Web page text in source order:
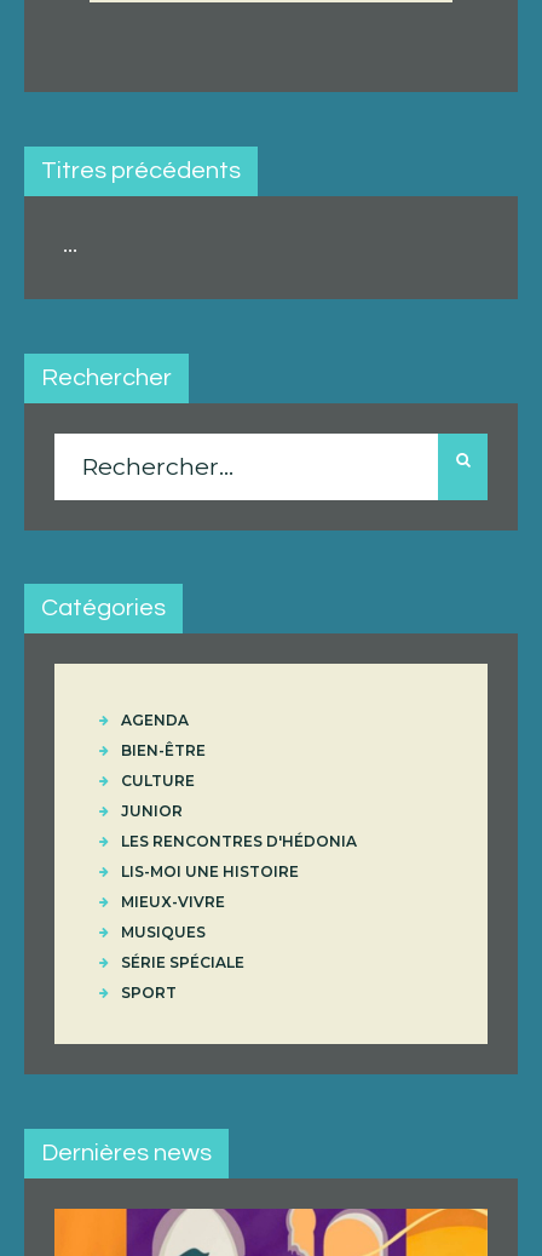
Titres précédents
...
Rechercher
Rechercher :
Catégories
AGENDA
BIEN-ÊTRE
CULTURE
JUNIOR
LES RENCONTRES D'HÉDONIA
LIS-MOI UNE HISTOIRE
MIEUX-VIVRE
MUSIQUES
SÉRIE SPÉCIALE
SPORT
Dernières news